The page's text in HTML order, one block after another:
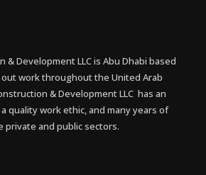
& Development LLC is Abu Dhabi based
work throughout the United Arab
& Development LLC has an
quality work ethic, and many years of
private and public sectors.